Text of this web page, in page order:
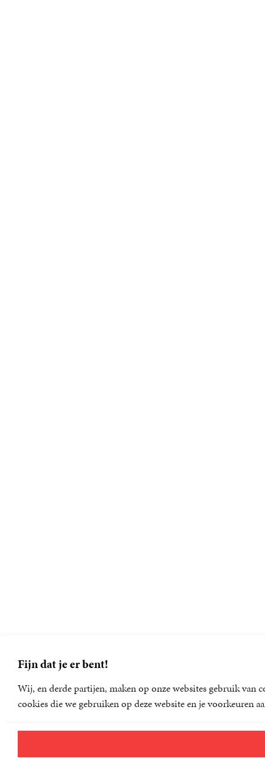
Fijn dat je er bent!
Wij, en derde partijen, maken op onze websites gebruik van
cookies die we gebruiken op deze website en je voorkeuren